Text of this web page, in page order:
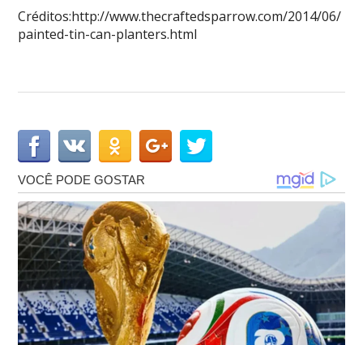
Créditos:http://www.thecraftedsparrow.com/2014/06/
painted-tin-can-planters.html